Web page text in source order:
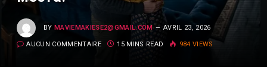
BY MAVIEMAKIESE2@GMAIL.COM AVRIL 23, 2026
AUCUN COMMENTAIRE 15 MINS READ 984 VIEWS